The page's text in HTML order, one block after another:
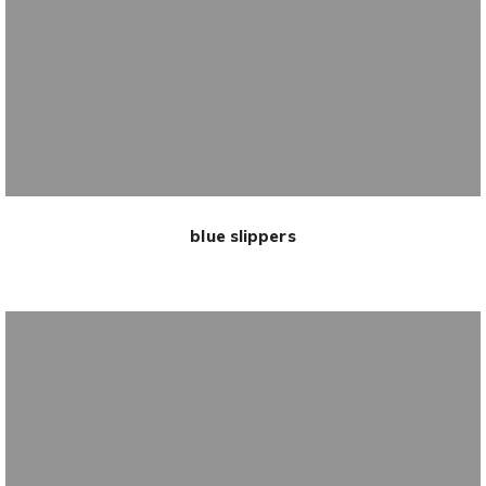
blue slippers